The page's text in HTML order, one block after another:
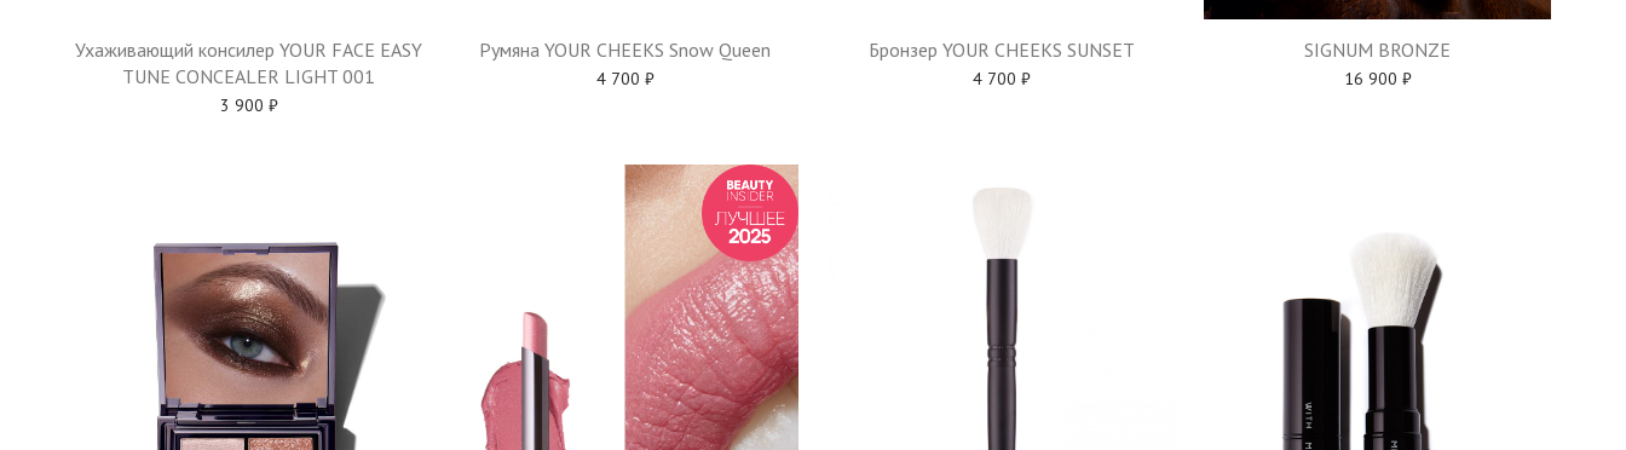
Ухаживающий консилер YOUR FACE EASY
TUNE CONCEALER LIGHT 001
3 900 ₽
Румяна YOUR CHEEKS Snow Queen
4 700 ₽
Бронзер YOUR CHEEKS SUNSET
4 700 ₽
SIGNUM BRONZE
16 900 ₽